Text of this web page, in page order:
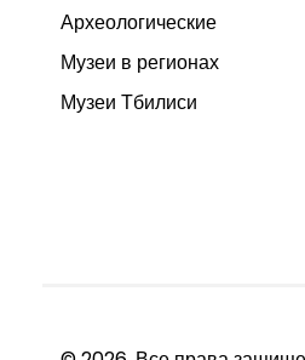
Археологические
Музеи в регионах
Музеи Тбилиси